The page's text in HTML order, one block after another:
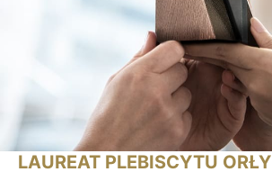
LAUREAT PLEBISCYTU ORŁY